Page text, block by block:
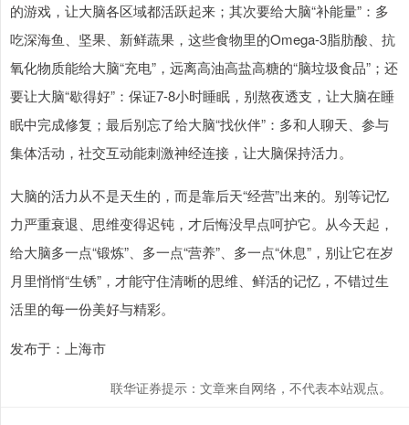
的游戏，让大脑各区域都活跃起来；其次要给大脑“补能量”：多
吃深海鱼、坚果、新鲜蔬果，这些食物里的Omega-3脂肪酸、抗
氧化物质能给大脑“充电”，远离高油高盐高糖的“脑垃圾食品”；还
要让大脑“歇得好”：保证7-8小时睡眠，别熬夜透支，让大脑在睡
眠中完成修复；最后别忘了给大脑“找伙伴”：多和人聊天、参与
集体活动，社交互动能刺激神经连接，让大脑保持活力。
大脑的活力从不是天生的，而是靠后天“经营”出来的。别等记忆
力严重衰退、思维变得迟钝，才后悔没早点呵护它。从今天起，
给大脑多一点“锻炼”、多一点“营养”、多一点“休息”，别让它在岁
月里悄悄“生锈”，才能守住清晰的思维、鲜活的记忆，不错过生
活里的每一份美好与精彩。
发布于：上海市
联华证券提示：文章来自网络，不代表本站观点。